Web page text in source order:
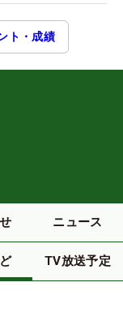
ト・成績
ニュース
TV放送予定